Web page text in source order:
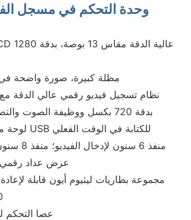
وحدة التحكم في مسجل
● مظلة كبيرة، صورة واضحة في
بدقة 720 بكسل ووظيفة الصوت والتصوير الفوتوغرافي
● منفذ 6 سنون لإدخال الفيديو؛ منفذ 8 سنون لعداد العمق
● عرض عداد
● عصا التحكم